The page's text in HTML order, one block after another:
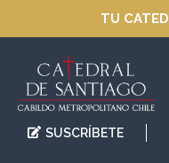
TU
SUSCRÍBETE